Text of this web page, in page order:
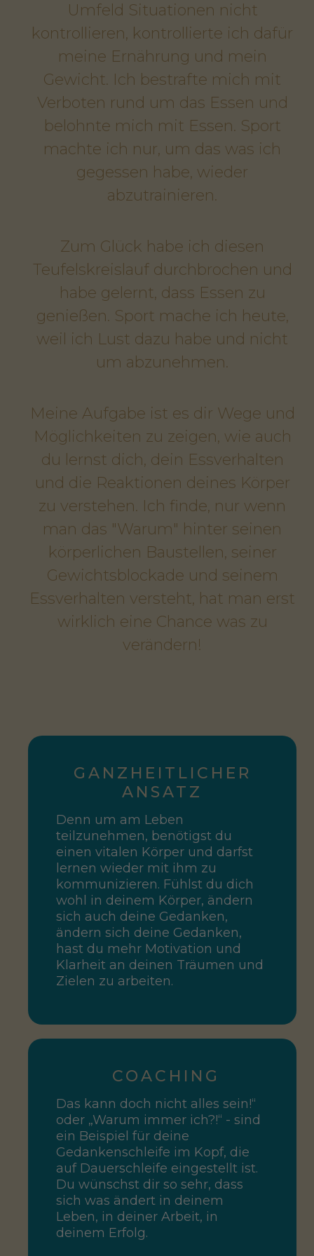
Umfeld Situationen nicht
kontrollieren, kontrollierte ich dafür
meine Ernährung und mein
Gewicht. Ich bestrafte mich mit
Verboten rund um das Essen und
belohnte mich mit Essen. Sport
machte ich nur, um das was ich
gegessen habe, wieder
abzutrainieren.
Zum Glück habe ich diesen
Teufelskreislauf durchbrochen und
habe gelernt, dass Essen zu
genießen. Sport mache ich heute,
weil ich Lust dazu habe und nicht
um abzunehmen.
Meine Aufgabe ist es dir Wege und
Möglichkeiten zu zeigen, wie auch
du lernst dich, dein Essverhalten
und die Reaktionen deines Körper
zu verstehen. Ich finde, nur wenn
man das "Warum" hinter seinen
körperlichen Baustellen, seiner
Gewichtsblockade und seinem
Essverhalten versteht, hat man erst
wirklich eine Chance was zu
verändern!
GANZHEITLICHER
ANSATZ
Denn um am Leben
teilzunehmen, benötigst du
einen vitalen Körper und darfst
lernen wieder mit ihm zu
kommunizieren. Fühlst du dich
wohl in deinem Körper, ändern
sich auch deine Gedanken,
ändern sich deine Gedanken,
hast du mehr Motivation und
Klarheit an deinen Träumen und
Zielen zu arbeiten.
COACHING
Das kann doch nicht alles sein!“
oder „Warum immer ich?!“ - sind
ein Beispiel für deine
Gedankenschleife im Kopf, die
auf Dauerschleife eingestellt ist.
Du wünschst dir so sehr, dass
sich was ändert in deinem
Leben, in deiner Arbeit, in
deinem Erfolg.